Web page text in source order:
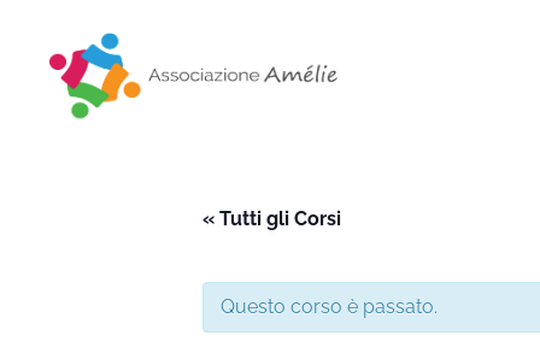
« Tutti gli Corsi
Questo corso è passato.